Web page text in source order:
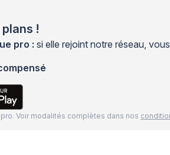
!
pro : si elle rejoint notre réseau,
Voir modalités complètes dans nos